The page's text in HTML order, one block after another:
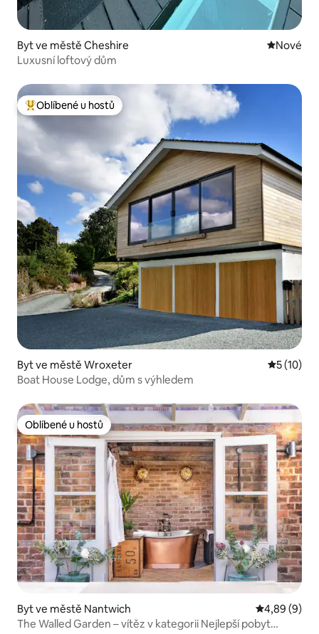
Byt ve městě Cheshire Nové
Nové
Luxusní loftový dům
Nejlepší v kategorii Oblíbené u hostů
Oblíbené u hostů
Byt ve městě Wroxeter Průměrné
5 (10)
Boat House Lodge, dům s výhledem
Oblíbené u hostů
Oblíbené u hostů
Byt ve městě Nantwich Průměrné
4,89 (9)
The Walled Garden – vítěz v kategorii Nejlepší pobyt